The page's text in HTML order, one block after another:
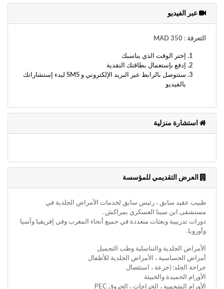
عبر الفيديو
التعرفة : 350 MAD
إختر الوقت الذي يناسبك
إدفع بإستعمال بطاقتك النقدية
ستتوصل بالرابط عبر البريد الإلكتروني و SMS لبدء إستشاراتك
بالفيديو
استشارة منزلية
العرض التقديمي للمؤسسة
طبيب عقيد سابق ، رئيس سابق لخدمات الأمراض الجلدية في
مستشفى ابن سينا العسكري بمراكش .
دورات تدريبية وبعثات متعددة في جميع أنحاء المغرب وفي إفريقيا وآسيا
وأوروبا.
الأمراض الجلدية والتناسلية وطب التجميل
أمراض الحساسية ، الأمراض الجلدية للأطفال
جراحة الجلد: (خزعة ، استئصال
الأورام الحميدة والخبيثة
الأورام الشحمية ، الخراجات ، الحروق PEC
في
ذلك
الفقرة
بحماية
المعلومات
الشخصية.